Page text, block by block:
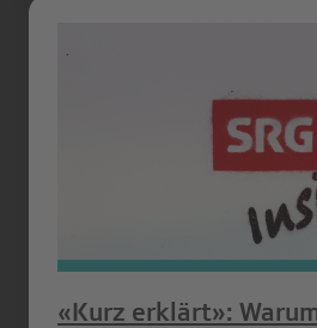
«Kurz erklärt»: